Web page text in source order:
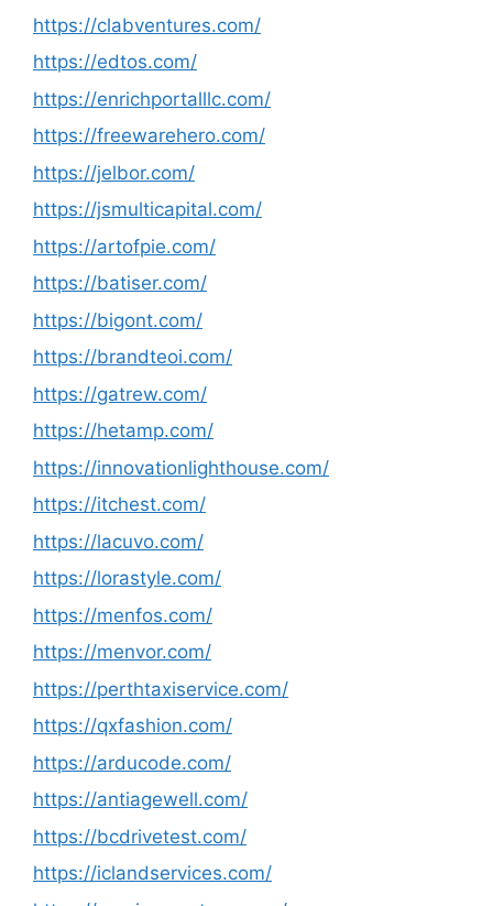
https://clabventures.com/
https://edtos.com/
https://enrichportalllc.com/
https://freewarehero.com/
https://jelbor.com/
https://jsmulticapital.com/
https://artofpie.com/
https://batiser.com/
https://bigont.com/
https://brandteoi.com/
https://gatrew.com/
https://hetamp.com/
https://innovationlighthouse.com/
https://itchest.com/
https://lacuvo.com/
https://lorastyle.com/
https://menfos.com/
https://menvor.com/
https://perthtaxiservice.com/
https://qxfashion.com/
https://arducode.com/
https://antiagewell.com/
https://bcdrivetest.com/
https://iclandservices.com/